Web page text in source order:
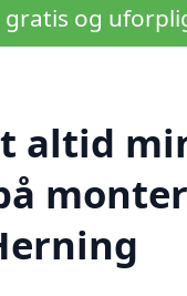
gratis og
altid